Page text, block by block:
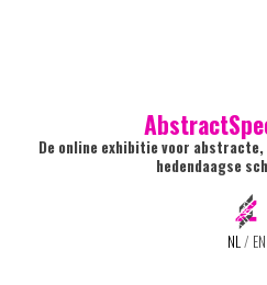
De online exhibitie voor
hedendaagse
NL/ EN